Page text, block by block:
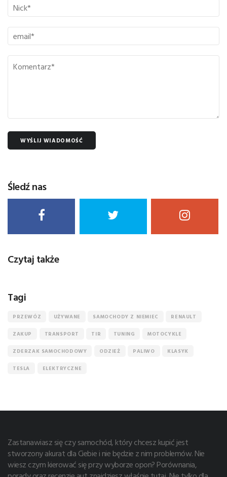
WYŚLIJ WIADOMOŚĆ
Śledź nas
Czytaj także
Tagi
PRZEWÓZ UŻYWANE SAMOCHODY Z NIEMIEC RENAULT
ZAKUP TRANSPORT TIR TUNING MOTOCYKLE
ZDERZAK SAMOCHODOWY ODZIEŻ PALIWO KLASYK
TESLA ELEKTRYCZNE
Zastanawiasz się czy samochód, który chcesz kupić jest
stworzony akurat dla Ciebie i nie będzie z nim problemów. Nie
wiesz czym kierować się przy wyborze opon? Porównania,